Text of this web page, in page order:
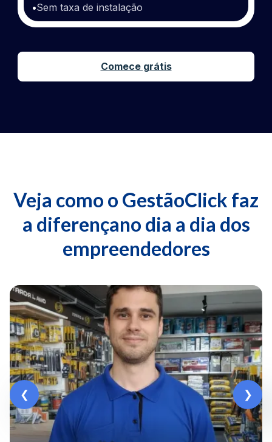
•Sem taxa de instalação
Comece grátis
Veja como o GestãoClick faz
a diferençano dia a dia dos
empreendedores